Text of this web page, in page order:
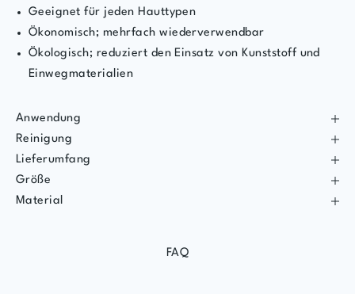
Geeignet für jeden Hauttypen
Ökonomisch; mehrfach wiederverwendbar
Ökologisch; reduziert den Einsatz von Kunststoff und
Einwegmaterialien
Anwendung
Reinigung
Lieferumfang
Größe
Material
FAQ